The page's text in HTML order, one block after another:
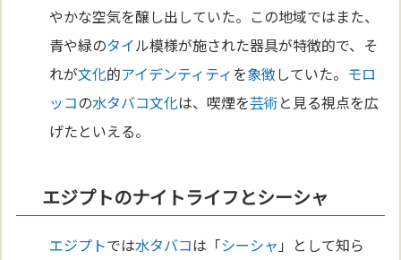
やかな空気を醸し出していた。この地域ではまた、
青や緑のタイル模様が施された器具が特徴的で、そ
れが文化的アイデンティティを象徴していた。 モロ
ッコの水タバコ文化は、喫煙を芸術と見る視点を広
げたといえる。
エジプトのナイトライフとシーシャ
エジプトでは水タバコは「シーシャ 」として知ら